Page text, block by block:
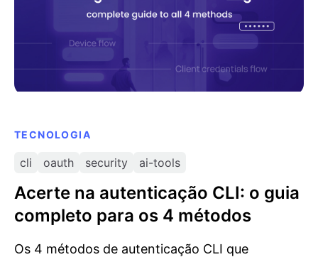
TECNOLOGIA
cli oauth security ai-tools
Acerte na autenticação CLI: o guia
completo para os 4 métodos
Os 4 métodos de autenticação CLI que